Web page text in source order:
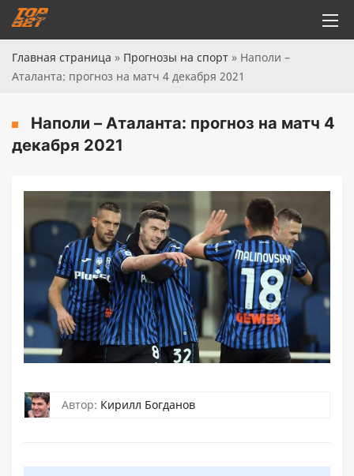
Главная страница » Прогнозы на спорт » Наполи –
Аталанта: прогноз на матч 4 декабря 2021
Наполи – Аталанта: прогноз на матч 4
декабря 2021
Автор: Кирилл Богданов